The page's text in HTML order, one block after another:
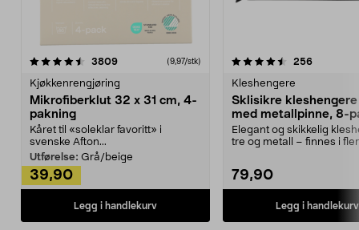
3809anmeldelser(9,97/stk)
Kjøkkenrengjøring
Mikrofiberklut 32 x 31 cm, 4-
pakning
Kåret til «soleklar favoritt» i
svenske Afton...
Utførelse: Grå/beige
39,90
Legg i handlekurv
4.5av 5 stjerner 256
Kleshengere
Sklisikre
med metallpinne, 8-
Elegant og skikkelig
tre og metall – finnes i
79,90
Legg i handlekurv
4.5av 5 stjerner